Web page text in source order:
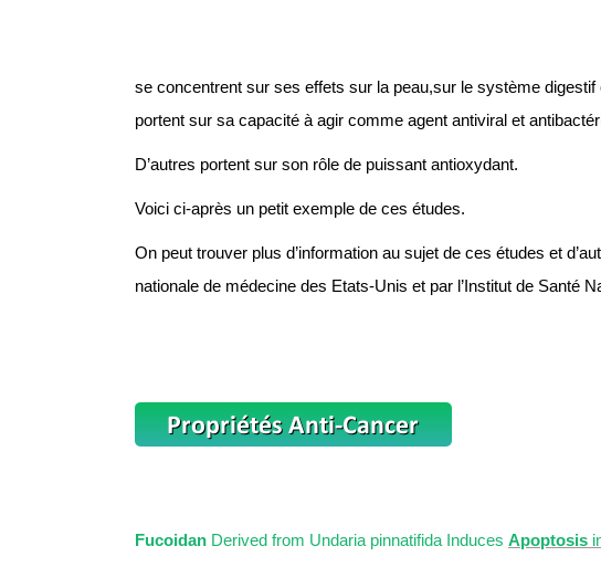
se concentrent sur ses effets sur la peau,sur le système
portent sur sa capacité à agir comme agent antiviral et
D’autres portent sur son rôle de puissant antioxydant.
Voici ci-après un petit exemple de ces études.
On peut trouver plus d’information au sujet de ces études et
nationale de médecine des Etats-Unis et par l’Institut de Santé
Fucoidan Derived from Undaria pinnatifida Induces Apoptosis